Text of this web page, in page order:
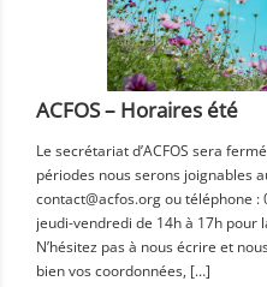
ACFOS – Horaires été
Le secrétariat d’ACFOS sera
périodes nous serons joignables
contact@acfos.org ou téléphone
jeudi-vendredi de 14h à 17h pour
N’hésitez pas à nous écrire et
bien vos coordonnées, […]